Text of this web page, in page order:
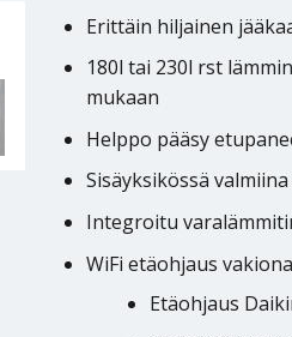
Erittäin hiljainen
180l tai 230l rst
mukaan
Helppo pääsy
Sisäyksikössä
Integroitu
WiFi etäohjaus vakiona
Etäohjaus